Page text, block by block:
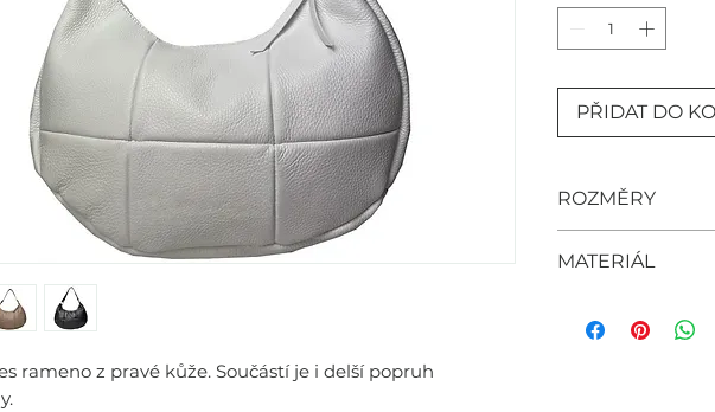
rameno z pravé kůže. Součástí je i delší popruh
PŘIDAT DO
ROZMĚRY
MATERIÁL